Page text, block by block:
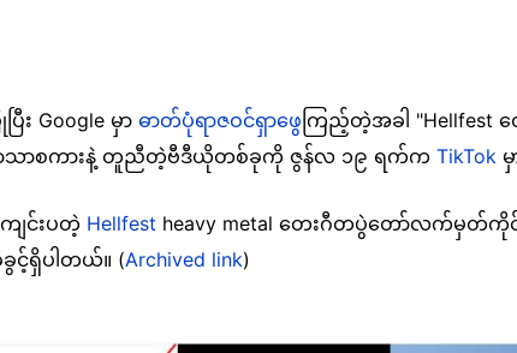
Google မှာ ဓာတ်ပုံရာဇဝင်ရှာဖွေ ကြည့်တဲ့အခါ "Hellfest
ာသာစကားနဲ့ တူညီတဲ့ဗီဒီယိုတစ်ခုကို ဇွန်လ ၁၉ ရက်က TikTok
ျင်းပတဲ့ Hellfest heavy metal တေးဂီတပွဲတော်လက်မှတ်
င့်ရှိပါတယ်။ (Archived link)